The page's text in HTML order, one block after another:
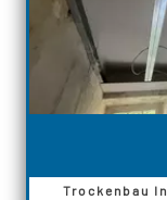
Trockenbau